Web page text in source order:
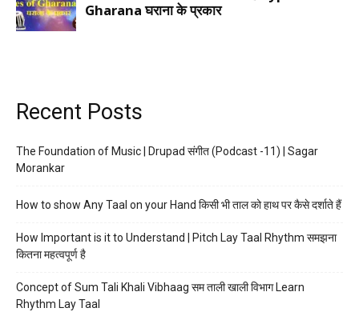
Recent Posts
The Foundation of Music | Drupad संगीत (Podcast -11) | Sagar
Morankar
How to show Any Taal on your Hand किसी भी ताल को हाथ पर कैसे दर्शाते हैं
How Important is it to Understand | Pitch Lay Taal Rhythm समझना
कितना महत्वपूर्ण है
Concept of Sum Tali Khali Vibhaag सम ताली खाली विभाग Learn
Rhythm Lay Taal